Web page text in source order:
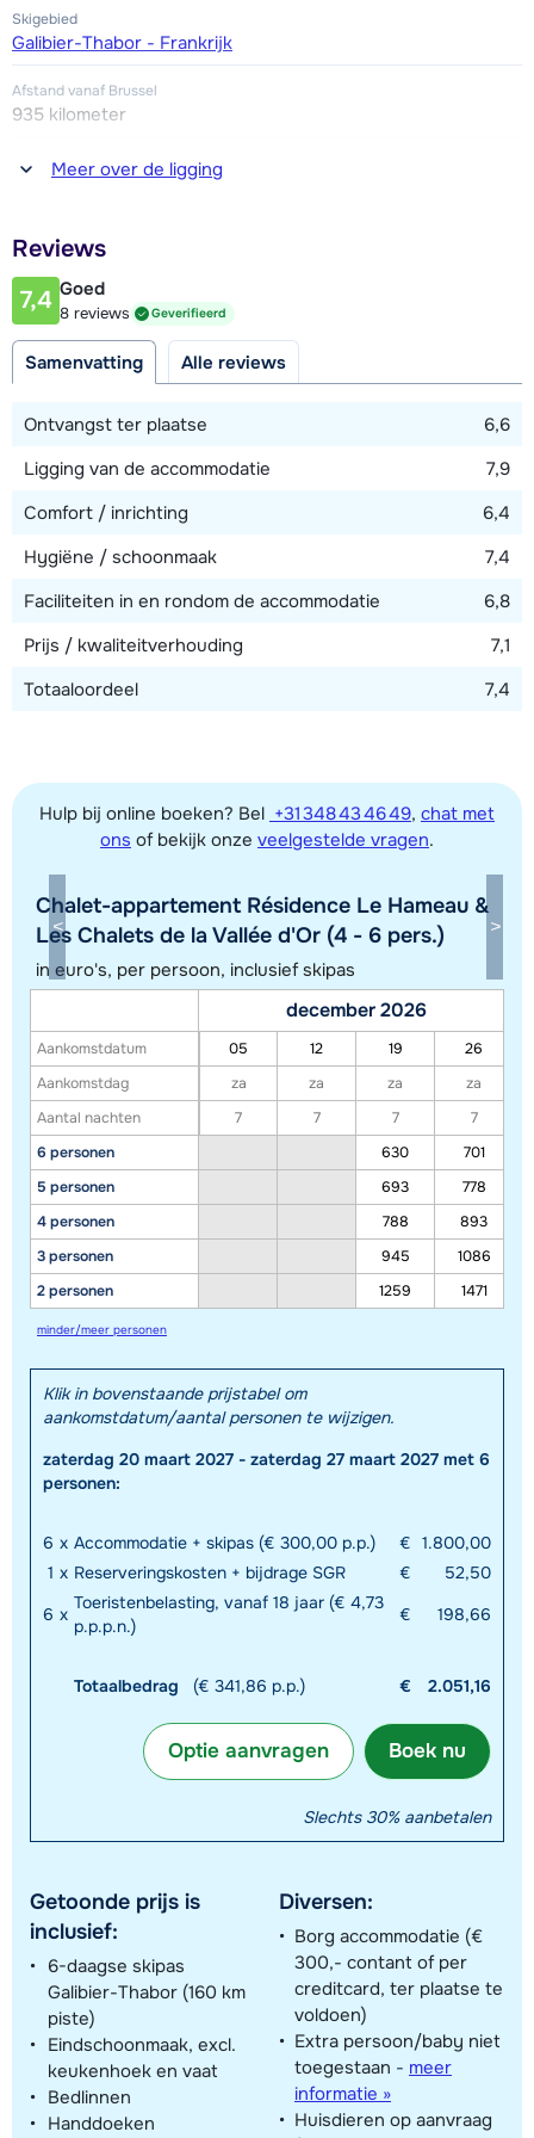
Skigebied
Galibier-Thabor - Frankrijk
Afstand vanaf Brussel
935 kilometer
Afstand tot winkel(s)
300 - 900 meter
300 - 900 meter
Afstand tot piste
10 - 200 meter
Toon alle accommodaties in dit gebied
Deze kaart geeft een indicatie van de ligging van onze accommodaties. De
exacte locatie kan enigszins afwijken.
Meer over de ligging
Reviews
7,4 Goed
8 reviews Geverifieerd
Samenvatting Alle reviews
Ontvangst ter plaatse
6,6
Ligging van de accommodatie
7,9
Comfort / inrichting
6,4
Hygiëne / schoonmaak
7,4
Faciliteiten in en rondom de accommodatie
6,8
Prijs / kwaliteitverhouding
7,1
Totaaloordeel
7,4
Hulp bij online boeken? Bel +31 348 43 46 49, chat met
ons of bekijk onze veelgestelde vragen.
Chalet-appartement Résidence Le Hameau &
Les Chalets de la Vallée d'Or (4 - 6 pers.)
in euro's, per persoon, inclusief skipas
Aankomstdatum
Aankomstdag
Aantal nachten
6 personen
5 personen
4 personen
3 personen
2 personen
december 2026
05 12 19
26
za
za za
za
7
7 7
7
630
701
693
778
788
893
945
1086
1259
1471
minder/meer personen
Klik in bovenstaande prijstabel om
aankomstdatum/aantal personen te wijzigen.
zaterdag 20 maart 2027 - zaterdag 27 maart 2027 met 6
personen:
6 x Accommodatie + skipas (€ 300,00 p.p.) € 1.800,00
1 x Reserveringskosten + bijdrage SGR €
52,50
6 x
Toeristenbelasting, vanaf 18 jaar (€ 4,73
p.p.p.n.)
€ 198,66
Totaalbedrag (€ 341,86 p.p.) € 2.051,16
Boek nu
Optie aanvragen
Slechts 30% aanbetalen
Getoonde prijs is
inclusief:
6-daagse skipas
Galibier-Thabor (160 km
piste)
Eindschoonmaak, excl.
keukenhoek en vaat
Bedlinnen
Handdoeken
Diversen:
Borg accommodatie (€
300,- contant of per
creditcard, ter plaatse te
voldoen)
Extra persoon/baby niet
toegestaan - meer
informatie »
Huisdieren op aanvraag